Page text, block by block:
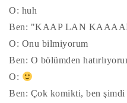
O: huh
Ben: "KAAP LAN
O: Onu bilmiyorum
Ben: O bölümden
O:
Ben: Çok komikti, ben şimdi